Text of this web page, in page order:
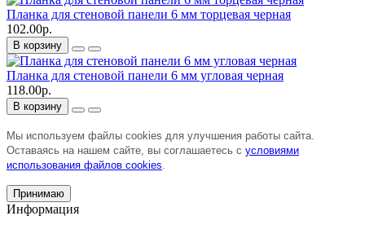
Планка для стеновой панели 6 мм торцевая черная
102.00р.
В корзину
Планка для стеновой панели 6 мм угловая черная
118.00р.
В корзину
Мы используем файлы cookies для улучшения работы сайта.
Оставаясь на нашем сайте, вы соглашаетесь с условиями
использования файлов cookies.
Принимаю
Информация